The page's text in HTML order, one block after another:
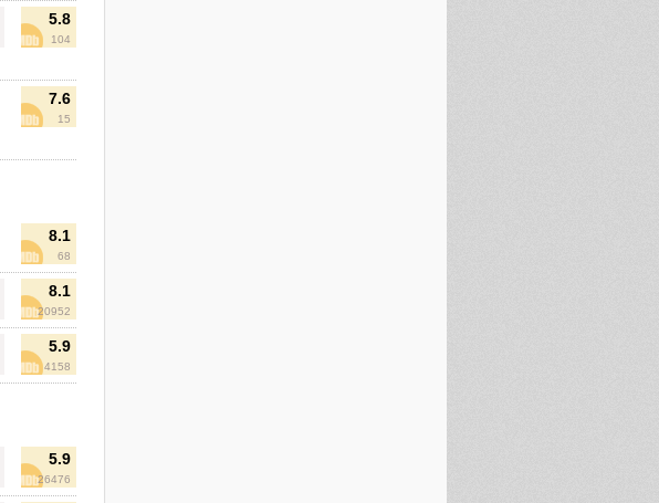
5.8
104
7.6
15
8.1
68
8.1
20952
5.9
4158
5.9
26476